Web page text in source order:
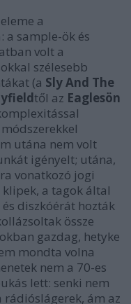
a
a sample-ök és
volt a
szélesebb
(a Sly And The
től az Eaglesön
utána nem volt
igényelt; utána,
vonatkozó jogi
klipek, a tagok által
diszkóérát hozták
össze
gazdag, hetyke
mondta volna
nem a 70-es
lett: senki nem
ám az